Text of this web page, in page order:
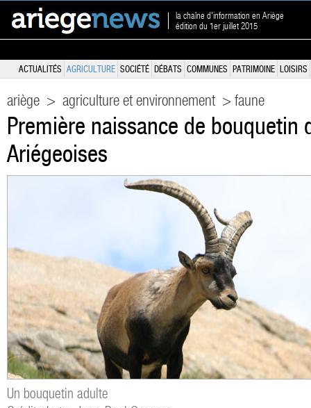
la chaîne d'information en Ariège
édition du 1er juillet 2015
ACTUALITÉS AGRICULTURE SOCIÉTÉ DÉBATS COMMUNES PATRIMOINE LOISIRS
ariège > agriculture et environnement > faune
Première naissance de bouquetin
Ariégeoises
Un bouquetin adulte